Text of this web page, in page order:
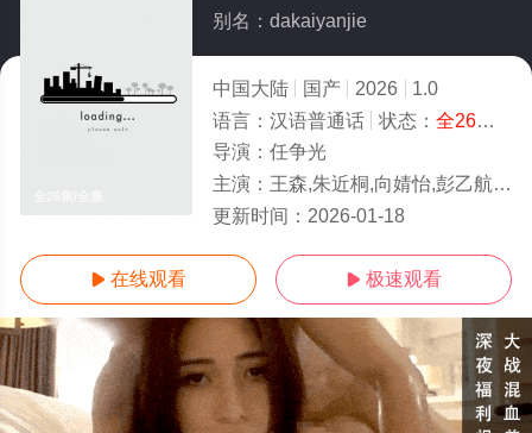
别名：dakaiyanjie
中国大陆 国产 2026
1.0
语言： 汉语普通话 状态： 全26集
导演： 任争光
主演： 王森,朱近桐,向婧怡,彭乙航,步籽颖,张达塬,李启歌,李诺菲
更新时间： 2026-01-18
 在线观看  极速观看